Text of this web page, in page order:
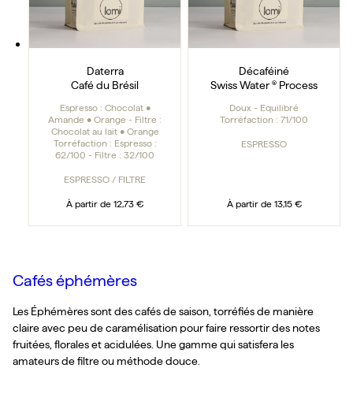
Daterra
Café du Brésil
Espresso : Chocolat •
Amande • Orange - Filtre :
Chocolat au lait • Orange
Torréfaction : Espresso :
62/100 - Filtre : 32/100
ESPRESSO / FILTRE
À partir de 12,73 €
Décaféiné
Swiss Water ® Process
Doux - Equilibré
Torréfaction : 71/100
ESPRESSO
À partir de 13,15 €
Cafés éphémères
Les Éphémères sont des cafés de saison, torréfiés de manière
claire avec peu de caramélisation pour faire ressortir des notes
fruitées, florales et acidulées. Une gamme qui satisfera les
amateurs de filtre ou méthode douce.